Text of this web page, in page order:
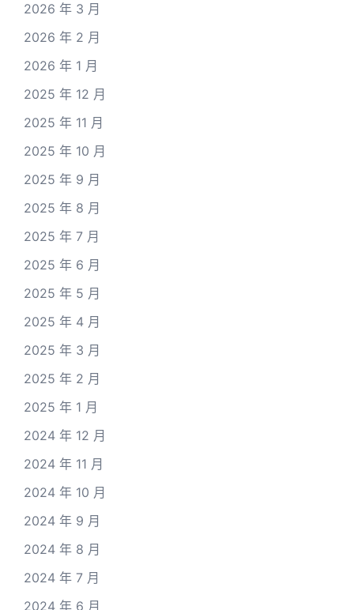
2026 年 3 月
2026 年 2 月
2026 年 1 月
2025 年 12 月
2025 年 11 月
2025 年 10 月
2025 年 9 月
2025 年 8 月
2025 年 7 月
2025 年 6 月
2025 年 5 月
2025 年 4 月
2025 年 3 月
2025 年 2 月
2025 年 1 月
2024 年 12 月
2024 年 11 月
2024 年 10 月
2024 年 9 月
2024 年 8 月
2024 年 7 月
2024 年 6 月